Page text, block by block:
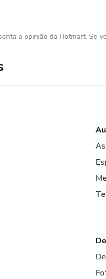
a opinião da Hotmart. Se